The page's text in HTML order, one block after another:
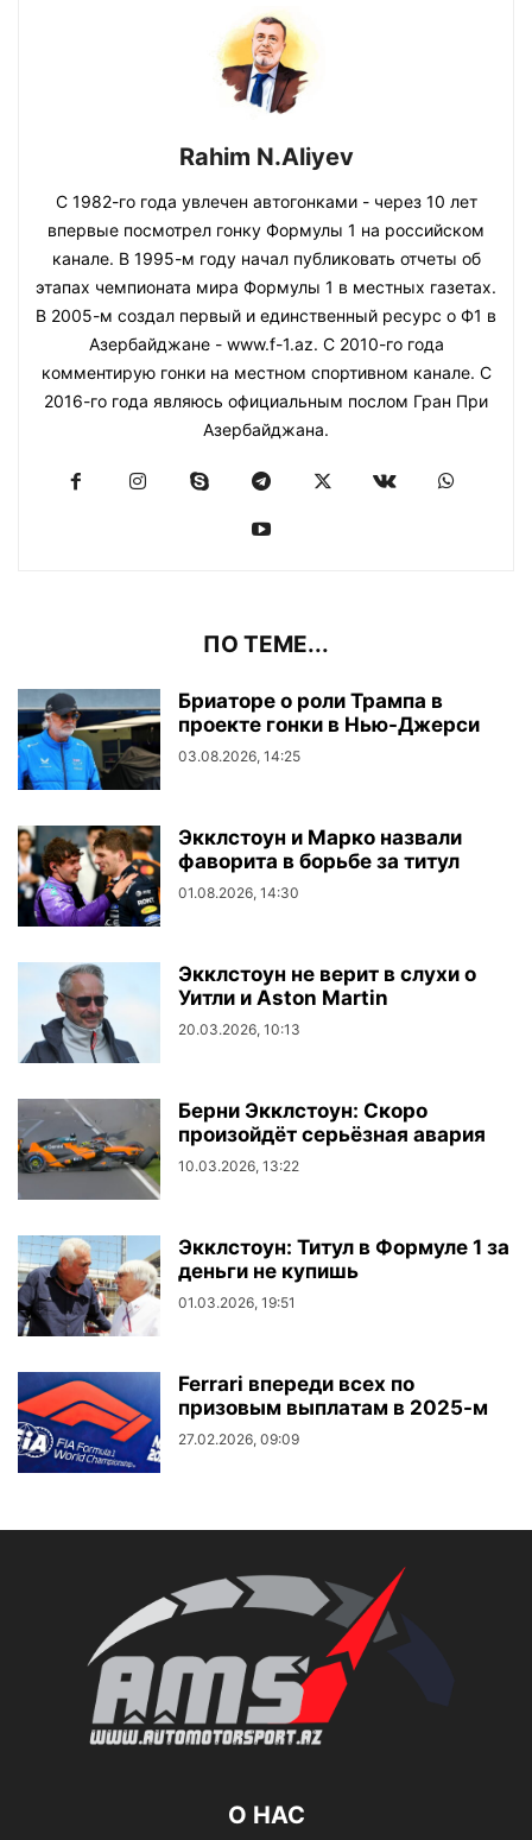
Rahim N.Aliyev
С 1982-го года увлечен автогонками - через 10 лет
впервые посмотрел гонку Формулы 1 на российском
канале. В 1995-м году начал публиковать отчеты об
этапах чемпионата мира Формулы 1 в местных газетах.
В 2005-м создал первый и единственный ресурс о Ф1 в
Азербайджане - www.f-1.az. С 2010-го года
комментирую гонки на местном спортивном канале. С
2016-го года являюсь официальным послом Гран При
Азербайджана.
ПО ТЕМЕ...
Бриаторе о роли Трампа в
проекте гонки в Нью-Джерси
03.08.2026, 14:25
Экклстоун и Марко назвали
фаворита в борьбе за титул
01.08.2026, 14:30
Экклстоун не верит в слухи о
Уитли и Aston Martin
20.03.2026, 10:13
Берни Экклстоун: Скоро
произойдёт серьёзная авария
10.03.2026, 13:22
Экклстоун: Титул в Формуле 1 за
деньги не купишь
01.03.2026, 19:51
Ferrari впереди всех по
призовым выплатам в 2025-м
27.02.2026, 09:09
О НАС